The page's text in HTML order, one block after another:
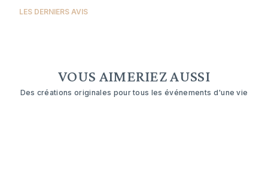
LES DERNIERS AVIS
VOUS AIMERIEZ AUSSI
Des créations originales pour tous les événements d'une vie